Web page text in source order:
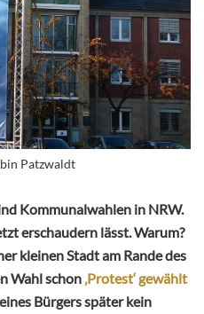
Patzwaldt
Kommunalwahlen in NRW.
erschaudern lässt. Warum?
kleinen Stadt am Rande des
Wahl schon ‚Protest‘ gewählt
Bürgers später kein